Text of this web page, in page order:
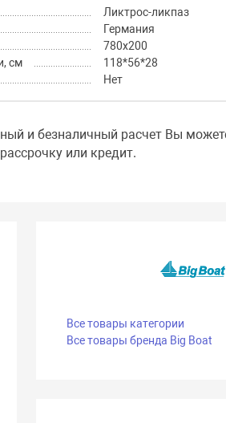
Ликтрос-ликпаз
Германия
780x200
см
118*56*28
Нет
и безналичный расчет Вы
или кредит.
Все товары категории
Все товары бренда Big Boat